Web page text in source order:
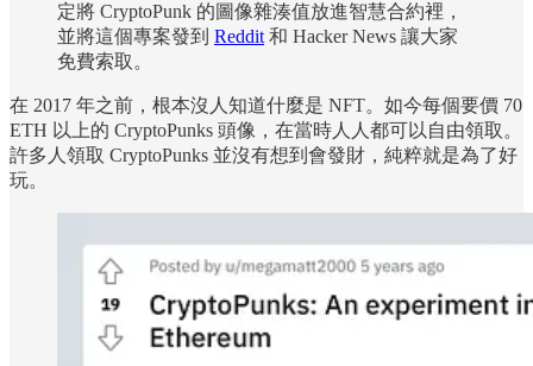
定將 CryptoPunk 的圖像雜湊值放進智慧合約裡，
並將這個專案發到 Reddit 和 Hacker News 讓大家
免費索取。
在 2017 年之前，根本沒人知道什麼是 NFT。如今每個要價 70
ETH 以上的 CryptoPunks 頭像，在當時人人都可以自由領取。
許多人領取 CryptoPunks 並沒有想到會發財，純粹就是為了好
玩。